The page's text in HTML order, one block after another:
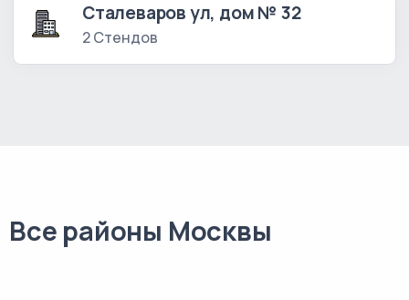
Сталеваров ул, дом № 32
2 Стендов
Все районы Москвы